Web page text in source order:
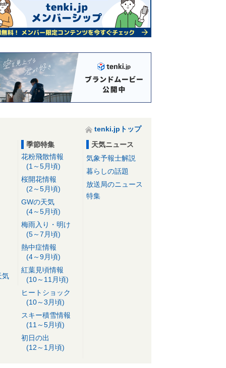
tenki.jpトップ
気
季節特集
花粉飛散情報
(1～5月頃)
桜開花情報
(2～5月頃)
GWの天気
(4～5月頃)
梅雨入り・明け
(5～7月頃)
熱中症情報
(4～9月頃)
紅葉見頃情報
(10～11月頃)
ヒートショック
(10～3月頃)
スキー積雪情報
(11～5月頃)
初日の出
(12～1月頃)
天気ニュース
気象予報士解説
暮らしの話題
放送局のニュース
特集